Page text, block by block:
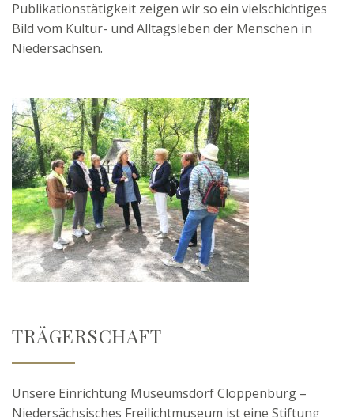
Publikationstätigkeit zeigen wir so ein vielschichtiges
Bild vom Kultur- und Alltagsleben der Menschen in
Niedersachsen.
TRÄGERSCHAFT
Unsere Einrichtung Museumsdorf Cloppenburg –
Niedersächsisches Freilichtmuseum ist eine Stiftung